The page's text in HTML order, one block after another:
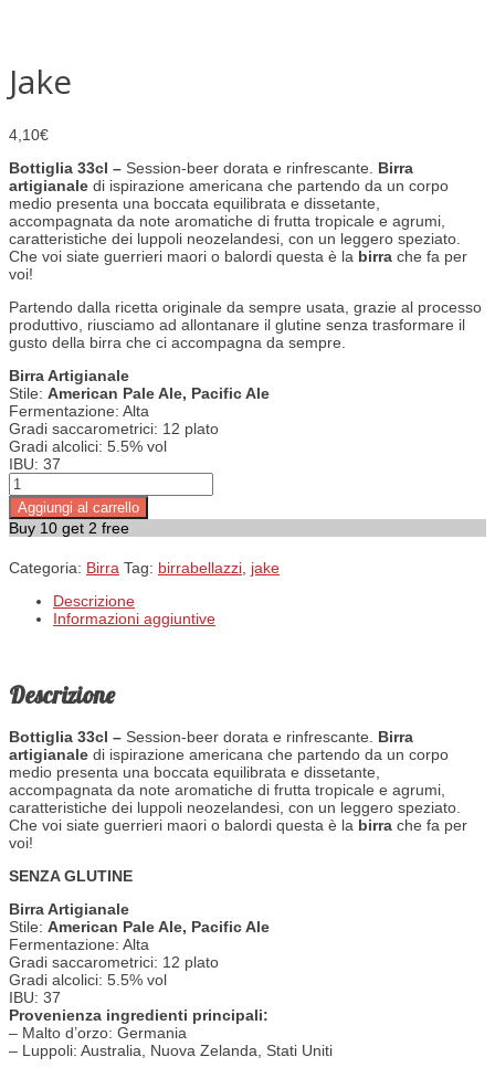
Jake
4,10€
Bottiglia 33cl – Session-beer dorata e rinfrescante. Birra
artigianale di ispirazione americana che partendo da un corpo
medio presenta una boccata equilibrata e dissetante,
accompagnata da note aromatiche di frutta tropicale e agrumi,
caratteristiche dei luppoli neozelandesi, con un leggero speziato.
Che voi siate guerrieri maori o balordi questa è la birra che fa per
voi!
Partendo dalla ricetta originale da sempre usata, grazie al processo
produttivo, riusciamo ad allontanare il glutine senza trasformare il
gusto della birra che ci accompagna da sempre.
Birra Artigianale
Stile: American Pale Ale, Pacific Ale
Fermentazione: Alta
Gradi saccarometrici: 12 plato
Gradi alcolici: 5.5% vol
IBU: 37
Jake quantità
Aggiungi al carrello
Buy 10 get 2 free
Categoria: Birra Tag: birrabellazzi jake
Descrizione
Informazioni aggiuntive
Descrizione
Bottiglia 33cl – Session-beer dorata e rinfrescante. Birra
artigianale di ispirazione americana che partendo da un corpo
medio presenta una boccata equilibrata e dissetante,
accompagnata da note aromatiche di frutta tropicale e agrumi,
caratteristiche dei luppoli neozelandesi, con un leggero speziato.
Che voi siate guerrieri maori o balordi questa è la birra che fa per
voi!
SENZA GLUTINE
Birra Artigianale
Stile: American Pale Ale, Pacific Ale
Fermentazione: Alta
Gradi saccarometrici: 12 plato
Gradi alcolici: 5.5% vol
IBU: 37
Provenienza ingredienti principali:
– Malto d’orzo: Germania
– Luppoli: Australia, Nuova Zelanda, Stati Uniti